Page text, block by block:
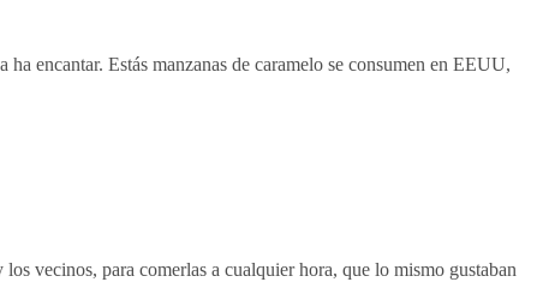
encantar. Estás manzanas de caramelo se consumen en EEUU,
vecinos, para comerlas a cualquier hora, que lo mismo gustaban